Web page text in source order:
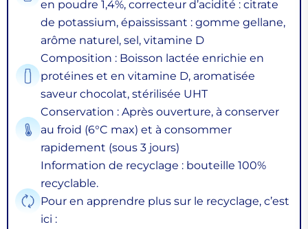
en poudre 1,4%, correcteur d’acidité : citrate
de potassium, épaississant : gomme gellane,
arôme naturel, sel, vitamine D
Composition : Boisson lactée enrichie en
protéines et en vitamine D, aromatisée
saveur chocolat, stérilisée UHT
Conservation : Après ouverture, à conserver
au froid (6°C max) et à consommer
rapidement (sous 3 jours)
Information de recyclage : bouteille 100%
recyclable.
Pour en apprendre plus sur le recyclage, c’est
ici :